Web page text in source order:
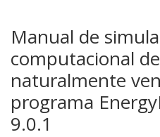
Manual de
computacional
naturalmente
programa
9.0.1